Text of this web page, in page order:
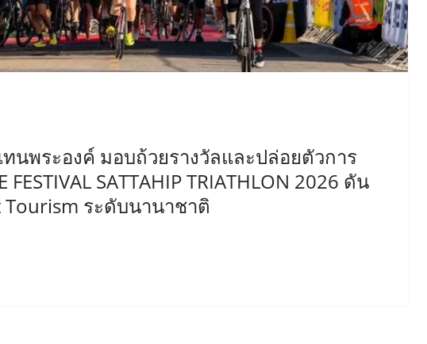
นพระองค์ มอบถ้วยรางวัลและปล่อยตัวการ
SATTAHIP TRIATHLON 2026 ดัน
ระดับนานาชาติ